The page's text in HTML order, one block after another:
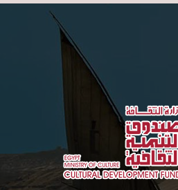
Skip to main content